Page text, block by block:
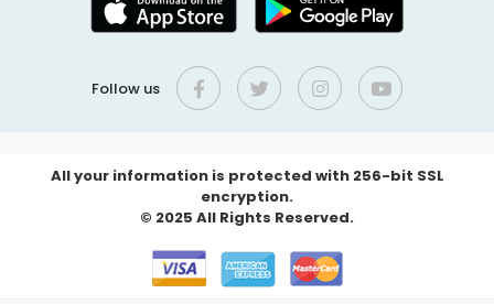
Follow us
All your information is protected with 256-bit SSL
encryption.
© 2025 All Rights Reserved.